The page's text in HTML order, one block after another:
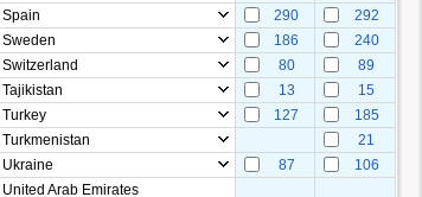
Spain 290
292
Sweden 186
240
Switzerland 80
89
Tajikistan 13
15
Turkey 127
185
Turkmenistan
21
Ukraine 87
106
United Arab Emirates